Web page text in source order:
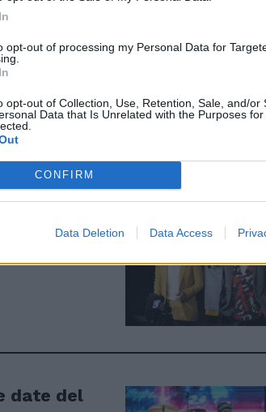
opt-out of processing my Personal Data for
opt-out of Collection, Use, Retention, Sale, and/or
Data that Is Unrelated with the Purposes
CONFIRM
Data Deletion Data Access
a Milano,
tour a
nere e
costretti a
date del